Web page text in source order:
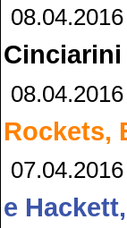
Cinciarini
Rockets,
e